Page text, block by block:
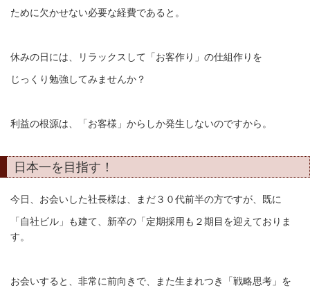
ために欠かせない必要な経費であると。
休みの日には、リラックスして「お客作り」の仕組作りを
じっくり勉強してみませんか？
利益の根源は、「お客様」からしか発生しないのですから。
日本一を目指す！
今日、お会いした社長様は、まだ３０代前半の方ですが、既に
「自社ビル」も建て、新卒の「定期採用も２期目を迎えておりま
す。
お会いすると、非常に前向きで、また生まれつき「戦略思考」を